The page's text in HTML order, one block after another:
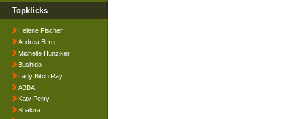
Topklicks
Helene Fischer
Andrea Berg
Michelle Hunziker
Bushido
Lady Bitch Ray
ABBA
Katy Perry
Shakira